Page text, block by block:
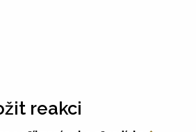
reakci